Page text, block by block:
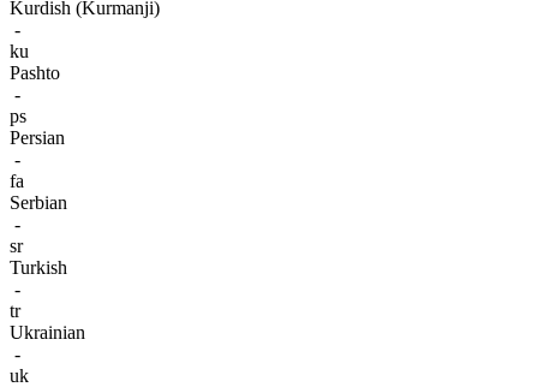
Kurdish (Kurmanji)
-
ku
Pashto
-
ps
Persian
-
fa
Serbian
-
sr
Turkish
-
tr
Ukrainian
-
uk